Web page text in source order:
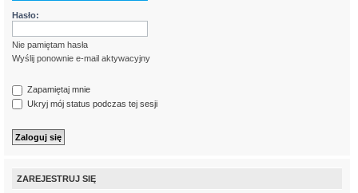
Hasło:
Nie pamiętam hasła
Wyślij ponownie e-mail aktywacyjny
Zapamiętaj mnie
Ukryj mój status podczas tej sesji
ZAREJESTRUJ SIĘ